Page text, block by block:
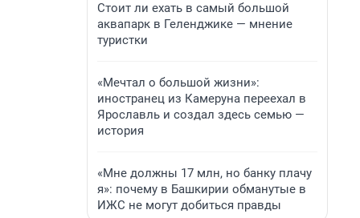
Стоит ли ехать в самый большой
аквапарк в Геленджике — мнение
туристки
«Мечтал о большой жизни»:
иностранец из Камеруна переехал в
Ярославль и создал здесь семью —
история
«Мне должны 17 млн, но банку плачу
я»: почему в Башкирии обманутые в
ИЖС не могут добиться правды